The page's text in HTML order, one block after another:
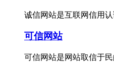
诚信网站是互联网信用
可信网站
可信网站是网站取信于